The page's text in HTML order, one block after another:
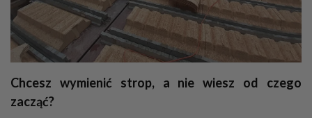
Chcesz wymienić strop, a nie wiesz od czego
zacząć?